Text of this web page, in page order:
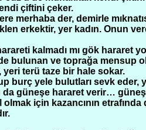
çiftini çeker.
merhaba der, demirle
erkektir, yer kadın. Onun
kalmadı mı gök hararet
bulunan ve toprağa mensup
yeri terü taze bir hale sokar.
burç yele bulutları sevk eder,
güneşe hararet verir…
olmak için kazancının